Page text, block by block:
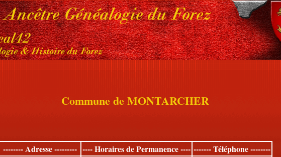
Commune de MONTARCHER
-------- Adresse --------- ---- Horaires de Permanence ---- ------- Téléphone --------